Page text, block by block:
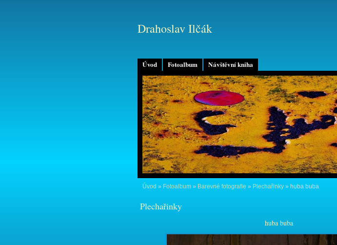
Úvod Fotoalbum Návštěvní kniha
Drahoslav Ilčák
Úvod » Fotoalbum » Barevné fotografie » Plechařinky » huba buba
Plechařinky
huba buba